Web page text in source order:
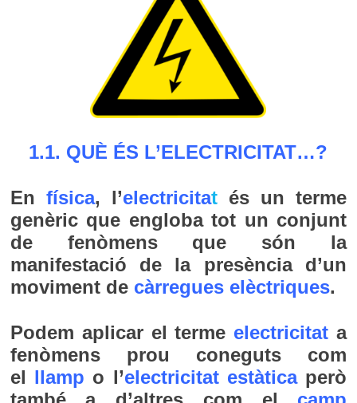
1.1. QUÈ ÉS L’ELECTRICITAT…?
En física, l’electricitatés un terme
genèric que engloba tot un conjunt
de fenòmens que són la
manifestació de la presència d’un
moviment de càrregues elèctriques.
Podem aplicar el terme electricitat a
fenòmens prou coneguts com
el llamp o l’electricitat estàticaperò